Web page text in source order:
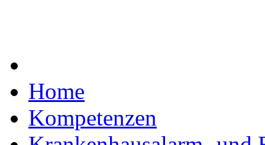
Home
Kompetenzen